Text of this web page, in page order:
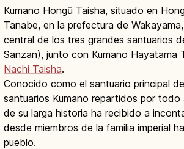
Kumano Hongū Taisha, situado en
Tanabe, en la prefectura de
central de los tres grandes santuarios
Sanzan), junto con Kumano Hayatama
Nachi Taisha.
Conocido como el santuario principal
santuarios Kumano repartidos por todo
de su larga historia ha recibido a
desde miembros de la familia imperial
pueblo.